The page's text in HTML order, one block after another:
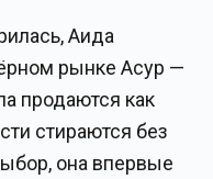
Аида
рынке Асур —
продаются как
стираются без
она впервые